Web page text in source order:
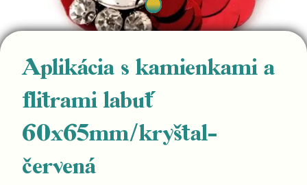
Aplikácia s kamienkami a
flitrami labuť
60x65mm/kryštal-
červená